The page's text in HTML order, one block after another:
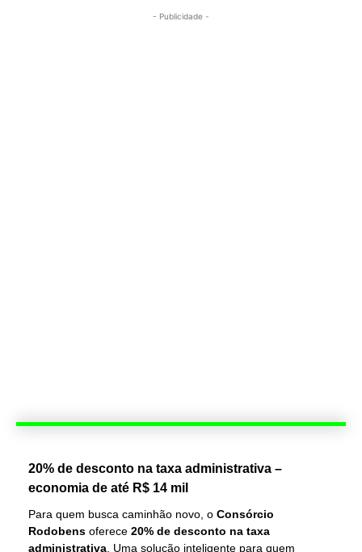
- Publicidade -
20% de desconto na taxa administrativa –
economia de até R$ 14 mil
Para quem busca caminhão novo, o Consórcio
Rodobens oferece 20% de desconto na taxa
administrativa . Uma solução inteligente para quem